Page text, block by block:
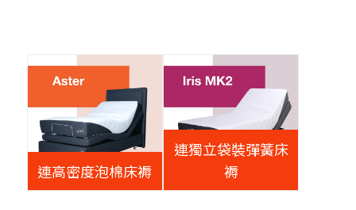
連高密度泡棉床褥
連獨立袋裝彈簧床
褥